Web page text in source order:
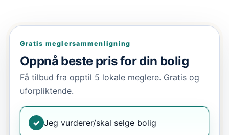
Gratis meglersammenligning
Oppnå beste pris for din bolig
Få tilbud fra opptil 5 lokale meglere. Gratis og
uforpliktende.
✓ Jeg vurderer/skal selge bolig